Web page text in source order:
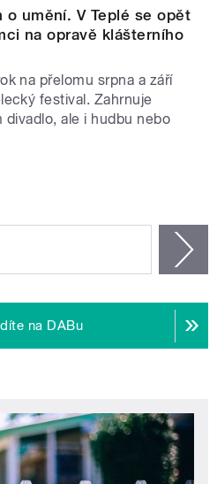
o umění. V Teplé se opět
na opravě klášterního
na přelomu srpna a září
festival. Zahrnuje
divadlo, ale i hudbu nebo
na DABu